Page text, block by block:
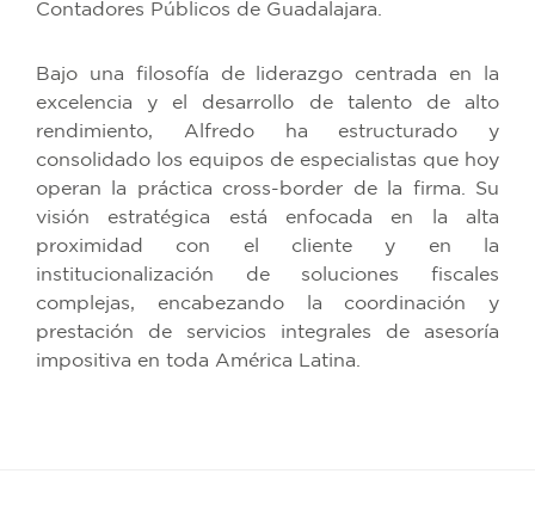
Contadores Públicos de Guadalajara.
Bajo una filosofía de liderazgo centrada en la
excelencia y el desarrollo de talento de alto
rendimiento, Alfredo ha estructurado y
consolidado los equipos de especialistas que hoy
operan la práctica cross-border de la firma. Su
visión estratégica está enfocada en la alta
proximidad con el cliente y en la
institucionalización de soluciones fiscales
complejas, encabezando la coordinación y
prestación de servicios integrales de asesoría
impositiva en toda América Latina.